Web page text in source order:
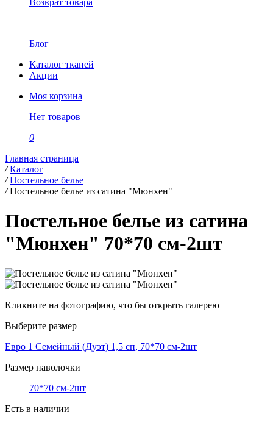
Возврат товара
Блог
Каталог тканей
Акции
Моя корзина
Нет товаров
0
Главная страница
/ Каталог
/ Постельное белье
/ Постельное белье из сатина "Мюнхен"
Постельное белье из сатина
"Мюнхен" 70*70 см-2шт
Кликните на фотографию, что бы открыть галерею
Выберите размер
Евро 1 Семейный (Дуэт) 1,5 сп, 70*70 см-2шт
Размер наволочки
70*70 см-2шт
Есть в наличии